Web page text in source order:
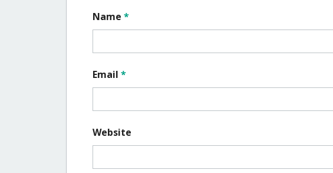
Name *
Email *
Website